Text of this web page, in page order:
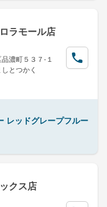
ラモール店
濃町５３７-１
とつかく
レッドグレープフルー
クス店